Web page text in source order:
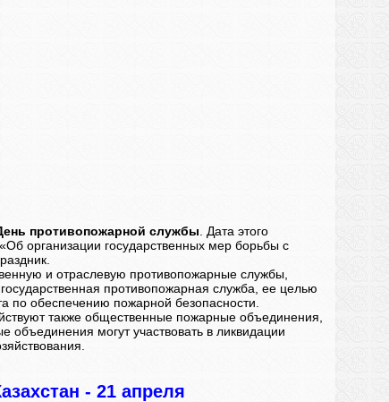
противопожарной службы . Дата этого
организации государственных мер борьбы с
и отраслевую противопожарные службы,
противопожарная служба, ее целью
по обеспечению пожарной безопасности.
также общественные пожарные объединения,
могут участвовать в ликвидации
- 21 апреля